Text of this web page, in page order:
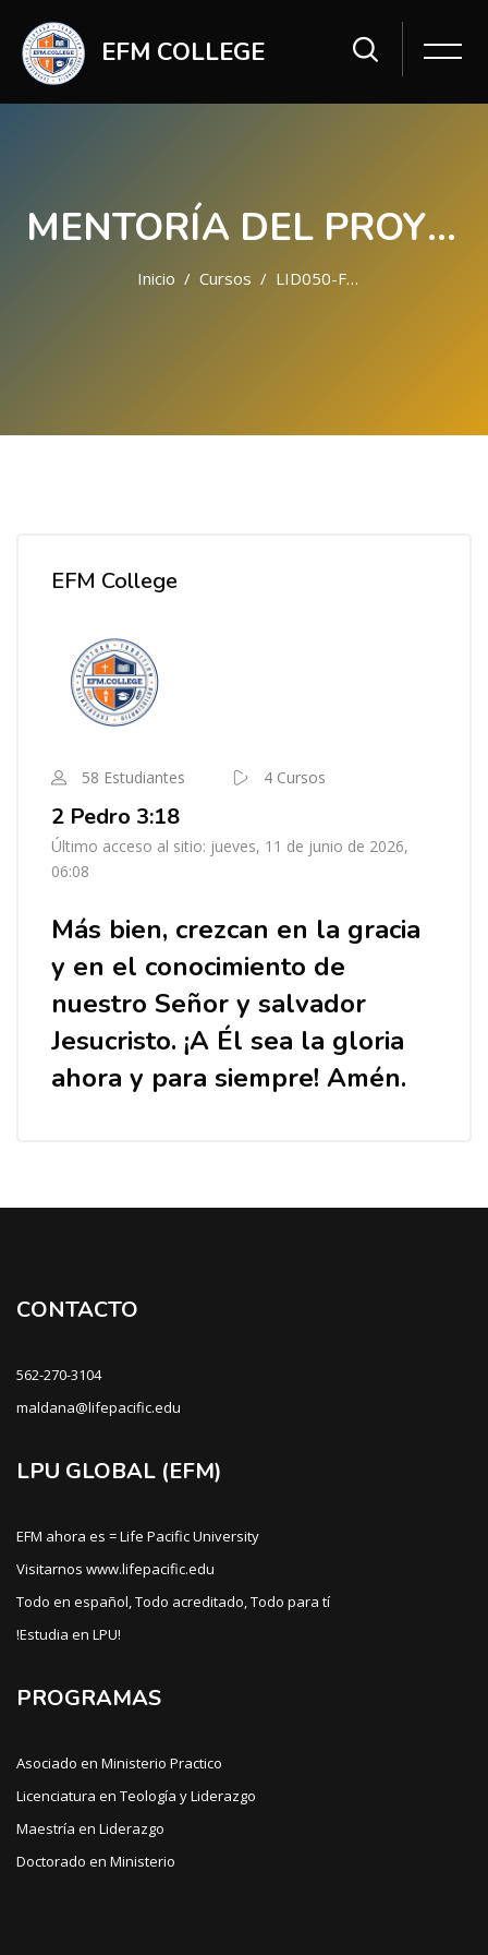
EFM COLLEGE
MENTORÍA DEL PROYECTO FINAL_LID050-F25
Inicio Cursos LID050-F25
EFM College
58 Estudiantes 4 Cursos
2 Pedro 3:18
Último acceso al sitio: jueves, 11 de junio de 2026,
06:08
Más bien, crezcan en la gracia
y en el conocimiento de
nuestro Señor y salvador
Jesucristo. ¡A Él sea la gloria
ahora y para siempre! Amén.
CONTACTO
562-270-3104
maldana@lifepacific.edu
LPU GLOBAL (EFM)
EFM ahora es = Life Pacific University
Visitarnos www.lifepacific.edu
Todo en español, Todo acreditado, Todo para tí
!Estudia en LPU!
PROGRAMAS
Asociado en Ministerio Practico
Licenciatura en Teología y Liderazgo
Maestría en Liderazgo
Doctorado en Ministerio